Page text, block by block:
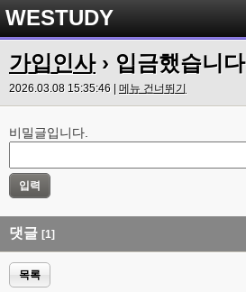
WESTUDY
가입인사› 입금했습니다
2026.03.08 15:35:46 | 메뉴 건너뛰기
비밀글입니다.
댓글 [1]
목록